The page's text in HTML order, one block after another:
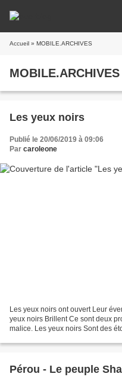
Accueil » MOBILE.ARCHIVES
MOBILE.ARCHIVES
Les yeux noirs
Publié le 20/06/2019 à 09:06
Par caroleone
Les yeux noirs ont ouvert Leur
yeux noirs Brillent Ce sont deux
malice. Les yeux noirs Sont des
Pérou - Le peuple